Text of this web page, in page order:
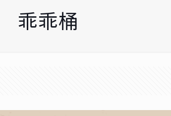
乖乖桶